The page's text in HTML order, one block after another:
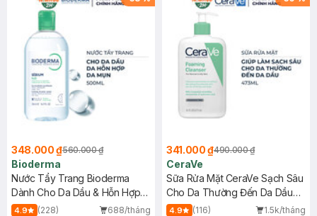
348.000 ₫560.000 ₫
Bioderma
Nước Tẩy Trang Bioderma
Dành Cho Da Dầu & Hỗn Hợp
500ml
4.9 (228)
688/tháng
341.000 ₫490.000 ₫
CeraVe
Sữa Rửa Mặt CeraVe Sạch Sâu
Cho Da Thường Đến Da Dầu
473ml
4.9 (116)
1.5k/tháng